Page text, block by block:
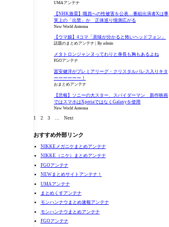
UMAアンテナ
【NHK激震】職員への性被害を公表…番組出演者Xは事
実上の「出禁」か 正体巡り憶測広がる
New World Antenna
【ウマ娘】4コマ「意味が分かると怖いヘッドフォン」
話題のまとめアンテナ By admin
メタトロンジャンヌってわりと身長も胸もあるよね
FGOアンテナ
冨安健洋がプレミアリーグ・クリスタルパレス入りキタ
ーーーーーー！
おまとめアンテナ
【悲報】ソニーの大スター、スパイダーマン 新作映画
ではスマホはXperiaではなくGalaxyを使用
New World Antenna
1 2 3 Next
おすすめ外部リンク
NIKKEメガニケまとめアンテナ
NIKKE（ニケ）まとめアンテナ
FGOアンテナ
NEWまとめサイトアンテナ！
UMAアンテナ
まとめくすアンテナ
モンハンナウまとめ速報アンテナ
モンハンナウまとめアンテナ
FGOアンテナ